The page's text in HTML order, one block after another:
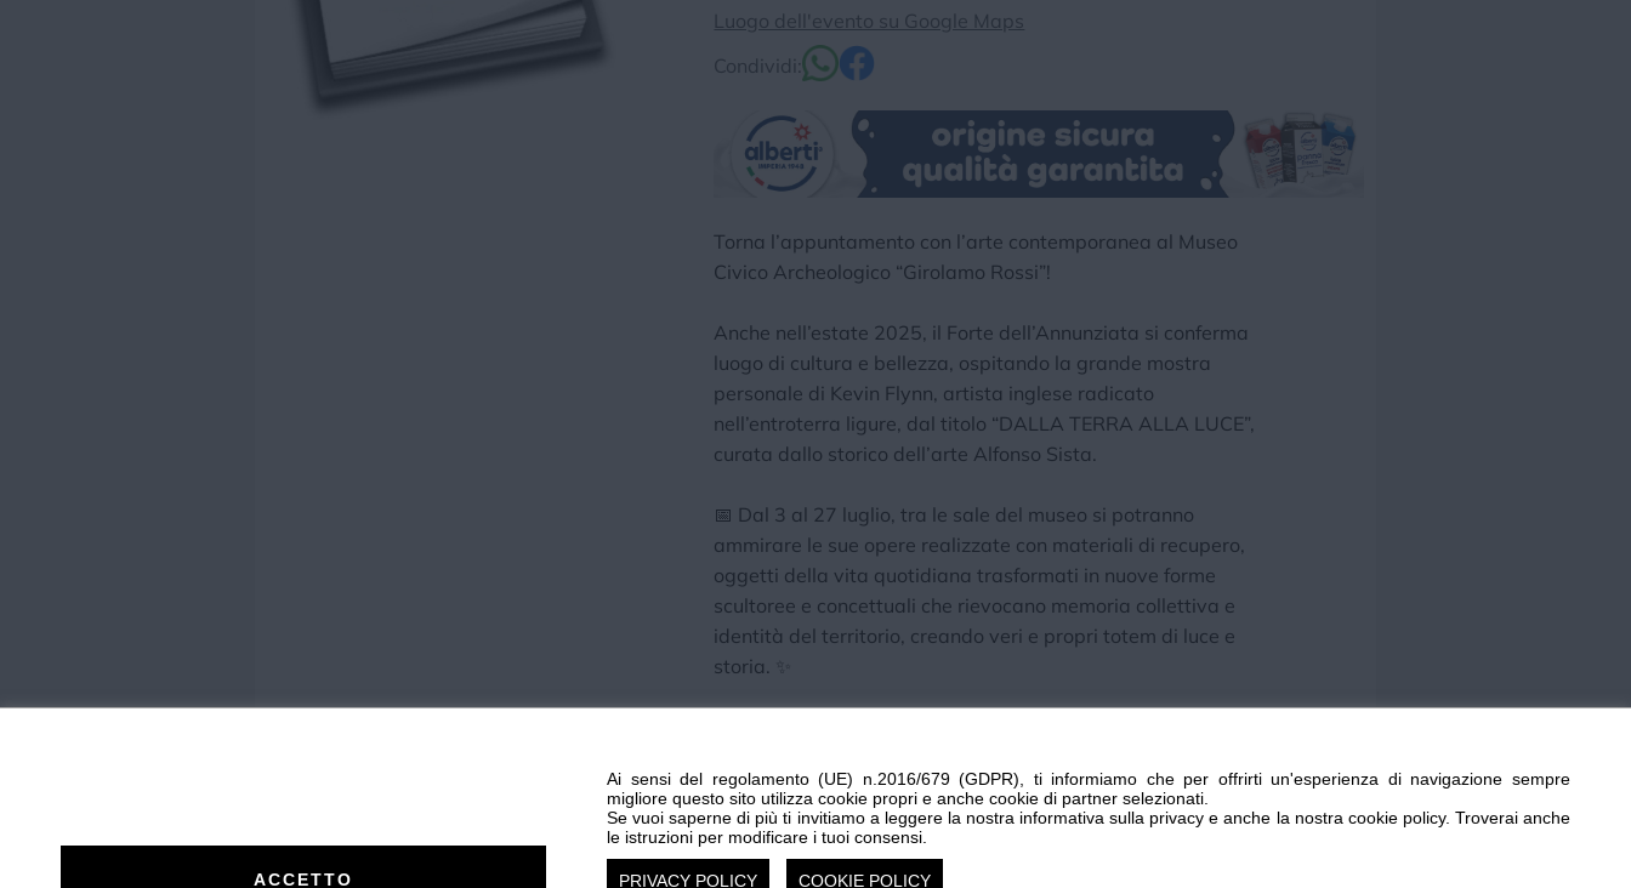
ACCETTO
Ai sensi del regolamento (UE) n.2016/679 (GDPR), ti informiamo che per offrirti un'esperienza di navigazione sempre
migliore questo sito utilizza cookie propri e anche cookie di partner selezionati.
Se vuoi saperne di più ti invitiamo a leggere la nostra informativa sulla privacy e anche la nostra cookie policy. Troverai anche
le istruzioni per modificare i tuoi consensi.
PRIVACY POLICY COOKIE POLICY
Luogo dell'evento su Google Maps
Condividi:
Torna l’appuntamento con l’arte contemporanea al Museo
Civico Archeologico “Girolamo Rossi”!
Anche nell’estate 2025, il Forte dell’Annunziata si conferma
luogo di cultura e bellezza, ospitando la grande mostra
personale di Kevin Flynn, artista inglese radicato
nell’entroterra ligure, dal titolo “DALLA TERRA ALLA LUCE”,
curata dallo storico dell’arte Alfonso Sista.
📅 Dal 3 al 27 luglio, tra le sale del museo si potranno
ammirare le sue opere realizzate con materiali di recupero,
oggetti della vita quotidiana trasformati in nuove forme
scultoree e concettuali che rievocano memoria collettiva e
identità del territorio, creando veri e propri totem di luce e
storia. ✨
👉 Vieni a scoprire la magia dell’arte che dialoga con storia
paesaggio.